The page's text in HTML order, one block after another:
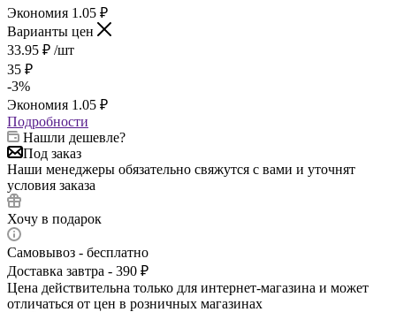
Экономия 1.05 ₽
Варианты цен
33.95 ₽ /шт
35 ₽
-3%
Экономия 1.05 ₽
Подробности
Нашли дешевле?
Под заказ
Наши менеджеры обязательно свяжутся с вами и уточнят
условия заказа
Хочу в подарок
Самовывоз - бесплатно
Доставка завтра - 390 ₽
Цена действительна только для интернет-магазина и может
отличаться от цен в розничных магазинах